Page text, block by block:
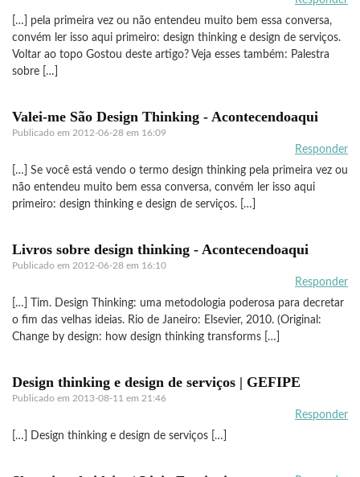
[…] pela primeira vez ou não entendeu muito bem essa conversa,
convém ler isso aqui primeiro: design thinking e design de serviços.
Voltar ao topo Gostou deste artigo? Veja esses também: Palestra
sobre […]
Valei-me São Design Thinking - Acontecendoaqui
Publicado em 2012-06-28 em 16:09
Responder
[…] Se você está vendo o termo design thinking pela primeira vez ou
não entendeu muito bem essa conversa, convém ler isso aqui
primeiro: design thinking e design de serviços. […]
Livros sobre design thinking - Acontecendoaqui
Publicado em 2012-06-28 em 16:10
Responder
[…] Tim. Design Thinking: uma metodologia poderosa para decretar
o fim das velhas ideias. Rio de Janeiro: Elsevier, 2010. (Original:
Change by design: how design thinking transforms […]
Design thinking e design de serviços | GEFIPE
Publicado em 2013-08-11 em 21:46
Responder
[…] Design thinking e design de serviços […]